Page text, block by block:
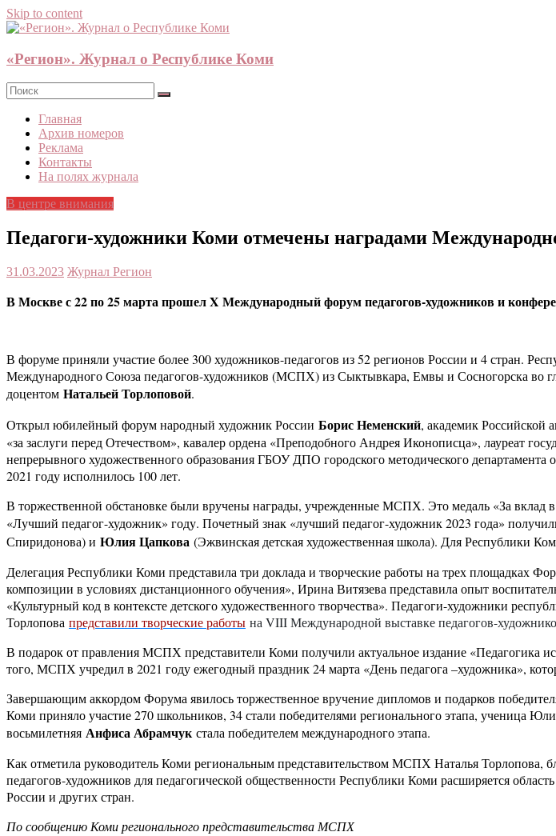
Skip to content
«Регион». Журнал о Республике Коми
Главная
Архив номеров
Реклама
Контакты
На полях журнала
В центре внимания
Педагоги-художники Коми отмечены наградами
31.03.2023 Журнал Регион
В Москве с 22 по 25 марта прошел X Международный форум педагогов-художников и
В форуме приняли участие более 300 художников-педагогов из 52 регионов России и 4 стран.
Международного Союза педагогов-художников (МСПХ) из Сыктывкара, Емвы и Сосногорска во
доцентом Натальей Торлоповой.
Открыл юбилейный форум народный художник России Борис Неменский, академик Российской
«за заслуги перед Отечеством», кавалер ордена «Преподобного Андрея Иконописца», лауреат
непрерывного художественного образования ГБОУ ДПО городского методического
2021 году исполнилось 100 лет.
В торжественной обстановке были вручены награды, учрежденные МСПХ. Это медаль «За вклад в
«Лучший педагог-художник» году. Почетный знак «лучший педагог-художник 2023 года»
Спиридонова) и Юлия Цапкова (Эжвинская детская художественная школа). Для Республики
Делегация Республики Коми представила три доклада и творческие работы на трех площадках
композиции в условиях дистанционного обучения», Ирина Витязева представила опыт
«Культурный код в контексте детского художественного творчества». Педагоги-художники
Торлопова представили творческие работы на VIII Международной выставке педагогов-
В подарок от правления МСПХ представители Коми получили актуальное издание «Педагогика
того, МСПХ учредил в 2021 году ежегодный праздник 24 марта «День педагога –художника»,
Завершающим аккордом Форума явилось торжественное вручение дипломов и подарков
Коми приняло участие 270 школьников, 34 стали победителями регионального этапа, ученица
восьмилетняя Анфиса Абрамчукстала победителем международного этапа.
Как отметила руководитель Коми региональным представительством МСПХ Наталья
педагогов-художников для педагогической общественности Республики Коми расширяется
России и других стран.
По сообщению Коми регионального представительства МСПХ